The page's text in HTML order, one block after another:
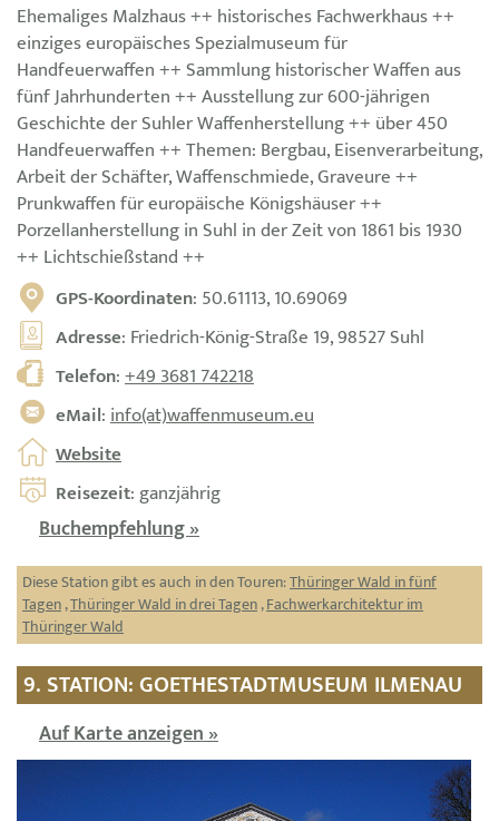
Ehemaliges Malzhaus ++ historisches Fachwerkhaus ++
einziges europäisches Spezialmuseum für
Handfeuerwaffen ++ Sammlung historischer Waffen aus
fünf Jahrhunderten ++ Ausstellung zur 600-jährigen
Geschichte der Suhler Waffenherstellung ++ über 450
Handfeuerwaffen ++ Themen: Bergbau, Eisenverarbeitung,
Arbeit der Schäfter, Waffenschmiede, Graveure ++
Prunkwaffen für europäische Königshäuser ++
Porzellanherstellung in Suhl in der Zeit von 1861 bis 1930
++ Lichtschießstand ++
GPS-Koordinaten: 50.61113, 10.69069
Adresse: Friedrich-König-Straße 19, 98527 Suhl
Telefon:+49 3681 742218
eMail:info(at)waffenmuseum.eu
Website
Reisezeit: ganzjährig
Buchempfehlung »
Diese Station gibt es auch in den Touren:Thüringer Wald in fünf
Tagen,Thüringer Wald in drei Tagen,Fachwerkarchitektur im
Thüringer Wald
9. STATION: GOETHESTADTMUSEUM ILMENAU
Auf Karte anzeigen »